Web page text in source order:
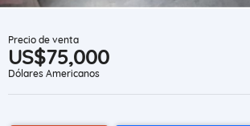
Precio de venta
US$75,000
Dólares Americanos